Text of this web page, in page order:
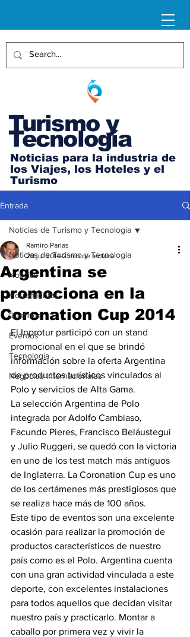
Turismo y
Tecnología
Noticias para la industria de
los Viajes, los Hoteles y el
Turismo
Entrada
Noticias de Turismo y Tecnología
Noticias
Herramientas
Destinos
Eventos
Tecnología
Negocios Internacionales
Noticias de Turismo y Tecnología
Argentina se
promociona en la
Coronation Cup 2014
Ramiro Parias
29 jul 2014 2 min de lectura
El Inprotur participó con un stand
promocional en el que se brindó
información sobre la oferta Argentina
de productos turísticos vinculados al
Polo y servicios de Alta Gama.
La selección Argentina de Polo
integrada por Adolfo Cambiaso,
Facundo Pieres, Francisco Beláustegui
y Julio Ruggeri, se quedó con la victoria
en uno de los test match más antiguos
de Inglaterra. La Coronation Cup es uno
de los certámenes más prestigiosos que
se realiza hace más de 100 años.
Este tipo de eventos son una excelente
ocasión para realizar la promoción de
productos característicos de nuestro
país como es el Polo. Argentina cuenta
con una gran actividad vinculada a este
deporte, con excelentes instalaciones
para todos aquellos que decidan visitar
nuestro país y practicarlo. Montar a
caballo por primera vez y vivir la